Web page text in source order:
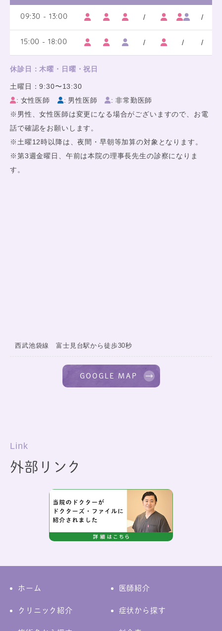
09:30 - 13:00 / /
15:00 - 18:00 / / /
休診日：木曜・日曜・祝日
土曜日：9:30〜13:30
: 女性医師
: 男性医師
: 非常勤医師
※男性、女性医師は変更になる場合がございますので、お電
話で確認をお願いします。
※土曜12時以降は、夜間・早朝等加算の対象となります。
※第3週金曜日、午前は本院の理事長先生の診察になりま
す。
西武池袋線 富士見台駅から徒歩30秒
GOOGLE MAP
Link
外部リンク
ホーム 医師紹介
クリニック紹介 症状から探す